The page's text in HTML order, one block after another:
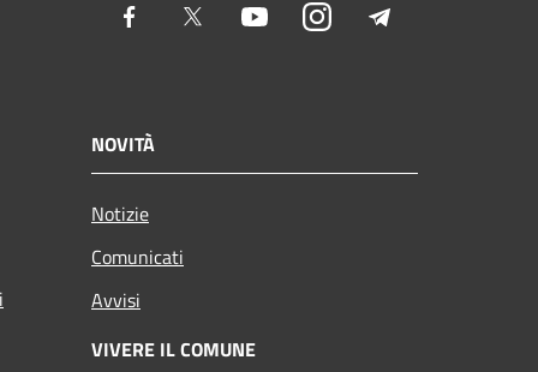
Facebook Twitter YoutubeInstagram
NOVITÀ
Notizie
Comunicati
Avvisi
VIVERE IL COMUNE